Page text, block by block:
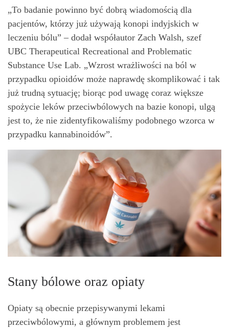
„To badanie powinno być dobrą wiadomością dla
pacjentów, którzy już używają konopi indyjskich w
leczeniu bólu” – dodał współautor Zach Walsh, szef
UBC Therapeutical Recreational and Problematic
Substance Use Lab. „Wzrost wrażliwości na ból w
przypadku opioidów może naprawdę skomplikować i tak
już trudną sytuację; biorąc pod uwagę coraz większe
spożycie leków przeciwbólowych na bazie konopi, ulgą
jest to, że nie zidentyfikowaliśmy podobnego wzorca w
przypadku kannabinoidów”.
Stany bólowe oraz opiaty
Opiaty są obecnie przepisywanymi lekami
przeciwbólowymi, a głównym problemem jest